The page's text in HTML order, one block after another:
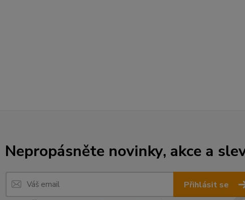
Nepropásněte novinky, akce a
Přihlásit se